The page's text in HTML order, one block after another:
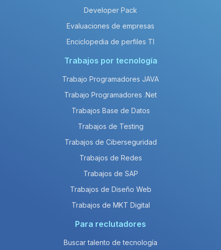
Developer Pack
Evaluaciones de empresas
Enciclopedia de perfiles TI
Trabajos por tecnología
Trabajo Programadores JAVA
Trabajo Programadores .Net
Trabajos Base de Datos
Trabajos de Testing
Trabajos de Ciberseguridad
Trabajos de Redes
Trabajos de SAP
Trabajos de Diseño Web
Trabajos de MKT Digital
Para reclutadores
Buscar talento de tecnología